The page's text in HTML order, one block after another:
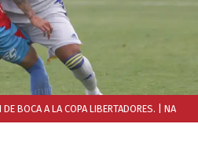
BOCA A LA COPA LIBERTADORES. | NA